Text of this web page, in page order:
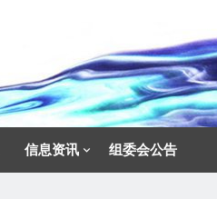
信息资讯 组委会公告